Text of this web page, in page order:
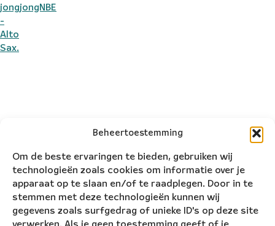
Beheertoestemming
Om de beste ervaringen te bieden, gebruiken wij
technologieën zoals cookies om informatie over je
apparaat op te slaan en/of te raadplegen. Door in te
stemmen met deze technologieën kunnen wij
gegevens zoals surfgedrag of unieke ID's op deze site
jongjongNBE
-
Alto
Sax.